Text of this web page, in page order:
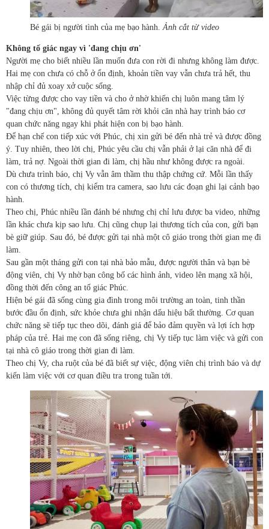
Bé gái bị người tình của mẹ bạo hành. Ảnh cắt từ video
Không tố giác ngay vì 'đang chịu ơn'
Người mẹ cho biết nhiều lần muốn đưa con rời đi nhưng không làm được.
Hai mẹ con chưa có chỗ ở ổn định, khoản tiền vay vẫn chưa trả hết, thu
nhập chỉ đủ xoay xở cuộc sống.
Việc từng được cho vay tiền và cho ở nhờ khiến chị luôn mang tâm lý
"đang chịu ơn", không đủ quyết tâm rời khỏi căn nhà hay trình báo cơ
quan chức năng ngay khi phát hiện con bị bạo hành.
Để hạn chế con tiếp xúc với Phúc, chị xin gửi bé đến nhà trẻ và được đồng
ý. Tuy nhiên, theo lời chị, Phúc yêu cầu chị vẫn phải ở lại căn nhà để đi
làm, trả nợ. Ngoài thời gian đi làm, chị hầu như không được ra ngoài.
Dù chưa trình báo, chị Vy vẫn âm thầm thu thập chứng cứ. Mỗi lần thấy
con có thương tích, chị kiểm tra camera, sao lưu các đoạn ghi lại cảnh bạo
hành.
Theo chị, Phúc nhiều lần đánh bé nhưng chị chỉ lưu được ba video, những
lần khác chưa kịp sao lưu. Chị cũng chụp lại thương tích của con, gửi bạn
bè giữ giúp. Sau đó, bé được gửi tại nhà một cô giáo trong thời gian mẹ đi
làm.
Sau gần một tháng gửi con tại nhà bảo mẫu, được người thân và bạn bè
động viên, chị Vy nhờ bạn công bố các hình ảnh, video lên mạng xã hội,
đồng thời đến công an tố giác Phúc.
Hiện bé gái đã sống cùng gia đình trong môi trường an toàn, tinh thần
bước đầu ổn định, sức khỏe chưa ghi nhận dấu hiệu bất thường. Cơ quan
chức năng sẽ tiếp tục theo dõi, đánh giá để bảo đảm quyền và lợi ích hợp
pháp của trẻ. Hai mẹ con đã sống riêng, chị Vy tiếp tục làm việc và gửi con
tại nhà cô giáo trong thời gian đi làm.
Theo chị Vy, cha ruột của bé đã biết sự việc, động viên chị trình báo và dự
kiến làm việc với cơ quan điều tra trong tuần tới.